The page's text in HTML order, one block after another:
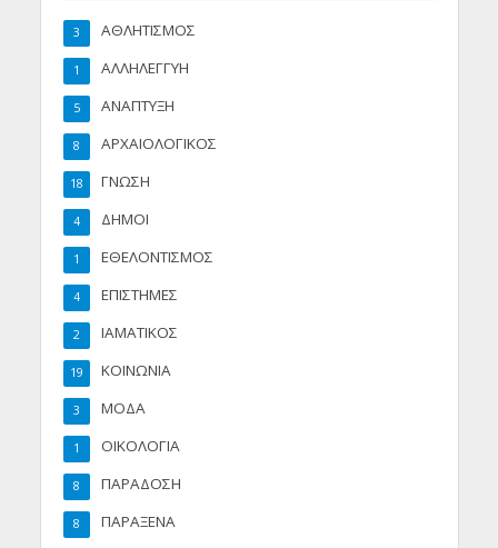
ΑΘΛΗΤΙΣΜΟΣ
3
ΑΛΛΗΛΕΓΓΥΗ
1
ΑΝΑΠΤΥΞΗ
5
ΑΡΧΑΙΟΛΟΓΙΚΟΣ
8
ΓΝΩΣΗ
18
ΔΗΜΟΙ
4
ΕΘΕΛΟΝΤΙΣΜΟΣ
1
ΕΠΙΣΤΗΜΕΣ
4
ΙΑΜΑΤΙΚΟΣ
2
ΚΟΙΝΩΝΙΑ
19
ΜΟΔΑ
3
ΟΙΚΟΛΟΓΙΑ
1
ΠΑΡΑΔΟΣΗ
8
ΠΑΡΑΞΕΝΑ
8